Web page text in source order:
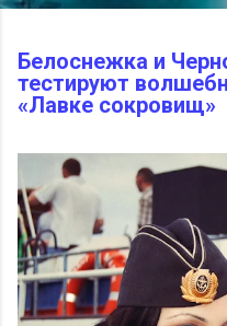
Белоснежка и
тестируют
«Лавке сокровищ»